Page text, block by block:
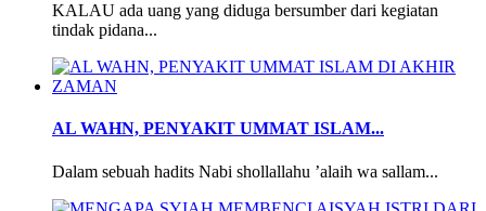
KALAU ada uang yang diduga bersumber dari kegiatan
tindak pidana...
AL WAHN, PENYAKIT UMMAT ISLAM...
Dalam sebuah hadits Nabi shollallahu ’alaih wa sallam...